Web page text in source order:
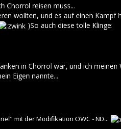
Chorrol reisen muss...
wollten, und es auf einen Kampf
)So auch diese tolle Klinge:
in Chorrol war, und ich
Eigen nannte...
mit der Modifikation OWC - ND...